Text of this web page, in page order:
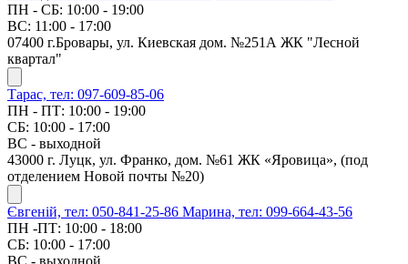
ПН - СБ: 10:00 - 19:00
ВС: 11:00 - 17:00
07400 г.Бровары, ул. Киевская дом. №251А ЖК "Лесной
квартал"
Тарас, тел: 097-609-85-06
ПН - ПТ: 10:00 - 19:00
СБ: 10:00 - 17:00
ВС - выходной
43000 г. Луцк, ул. Франко, дом. №61 ЖК «Яровица», (под
отделением Новой почты №20)
Євгеній, тел: 050-841-25-86 Марина, тел: 099-664-43-56
ПН -ПТ: 10:00 - 18:00
СБ: 10:00 - 17:00
ВС - выходной